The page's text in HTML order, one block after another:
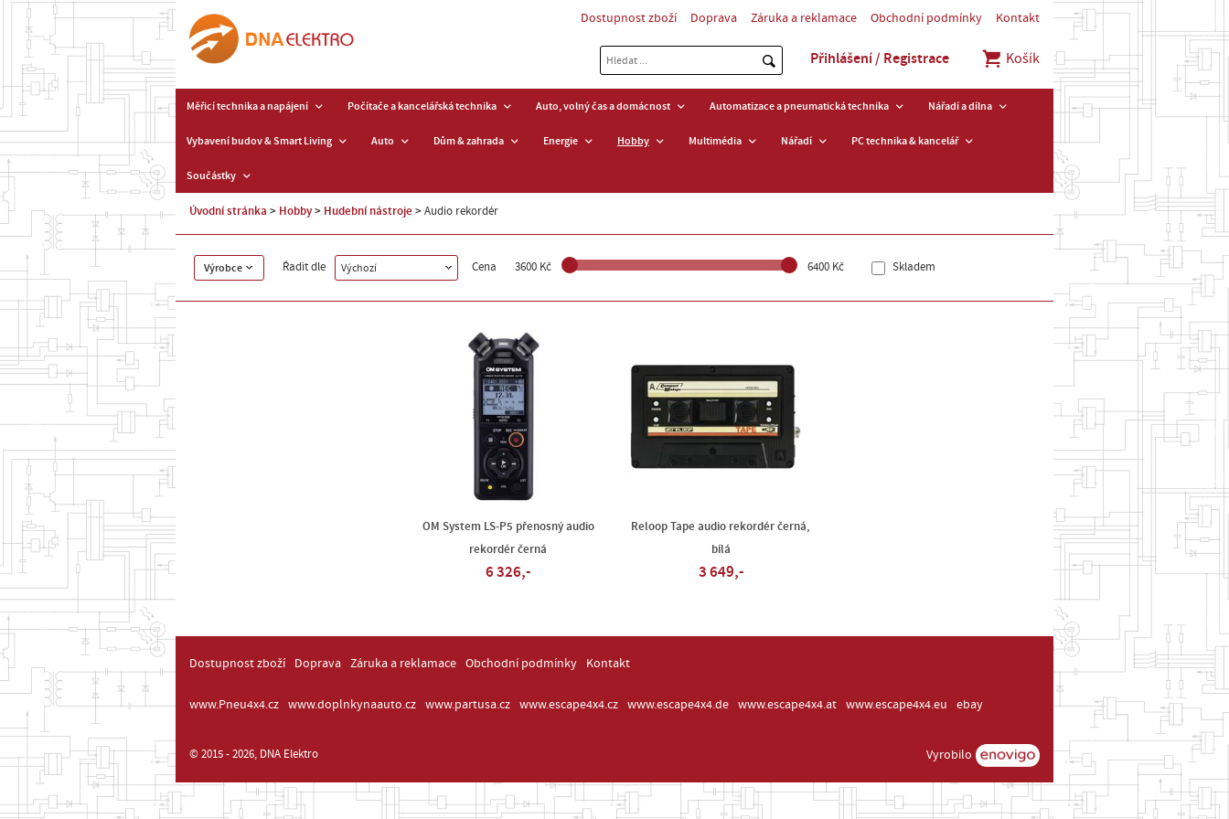
Dostupnost zboží Doprava Záruka a reklamace Obchodní podmínky Kontakt
Přihlášení / Registrace Košík
Měřicí technika a napájení Počítače a kancelářská technika Auto, volný čas a domácnost Automatizace a pneumatická technika Nářadí a dílna
Vybavení budov & Smart Living Auto Dům & zahrada Energie Hobby Multimédia Nářadí PC technika & kancelář
Součástky
Úvodní stránka Hobby Hudební nástroje Audio rekordér
Výrobce Řadit dle Výchozí Cena 3600 Kč 6400 Kč Skladem
OM System LS-P5 přenosný audio
rekordér černá
6 326,-
Reloop Tape audio rekordér černá,
bílá
3 649,-
Dostupnost zboží Doprava Záruka a reklamace Obchodní podmínky Kontakt
www.Pneu4x4.cz www.doplnkynaauto.cz www.partusa.cz www.escape4x4.cz www.escape4x4.de www.escape4x4.at www.escape4x4.eu ebay
© 2015 - 2026, DNA Elektro Vyrobilo